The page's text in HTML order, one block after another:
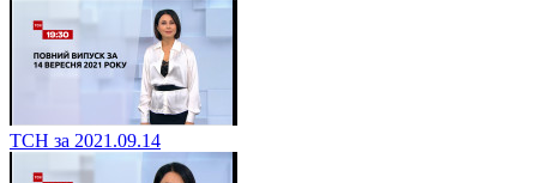
ТСН за 2021.09.14